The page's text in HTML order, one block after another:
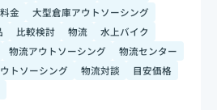
料金
大型倉庫アウトソーシング
比較検討 物流
水上バイク
物流アウトソーシング
物流センター
トソーシング 物流対談
目安価格